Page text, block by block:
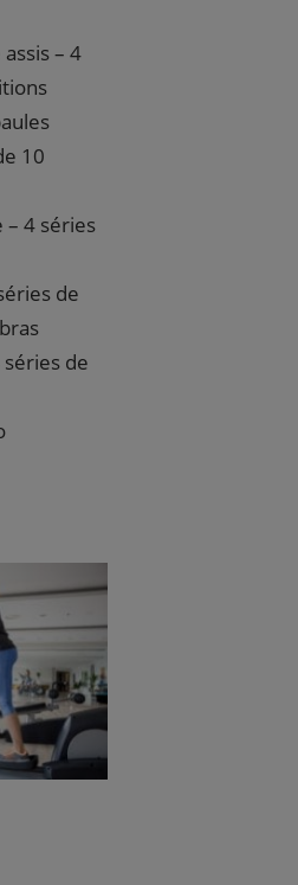
– 4
10
– 4 séries
de
séries de